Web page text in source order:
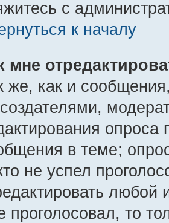
с
к началу
мне
же, как и
опроса
в теме;
не успел
любой
проголосовал, то